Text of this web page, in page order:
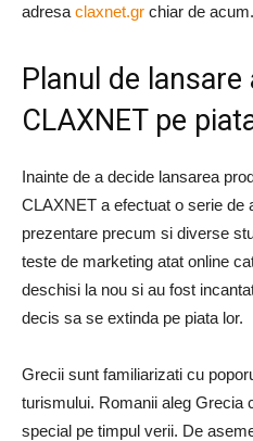
adresa claxnet.gr chiar de acum.
Planul de
CLAXNET pe
Inainte de a decide lansarea
CLAXNET a efectuat o serie de
prezentare precum si diverse
teste de marketing atat online
deschisi la nou si au fost
decis sa se extinda pe piata lor.
Grecii sunt familiarizati cu
turismului. Romanii aleg Grecia
special pe timpul verii. De